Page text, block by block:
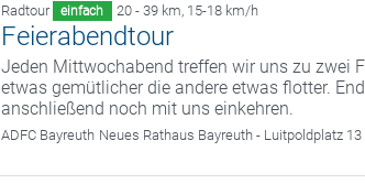
Radtour einfach 20 - 39 km, 15-18 km/h
Feierabendtour
Jeden Mittwochabend treffen wir uns zu zwei
etwas gemütlicher die andere etwas flotter.
anschließend noch mit uns einkehren.
ADFC Bayreuth Neues Rathaus Bayreuth - Luitpoldplatz